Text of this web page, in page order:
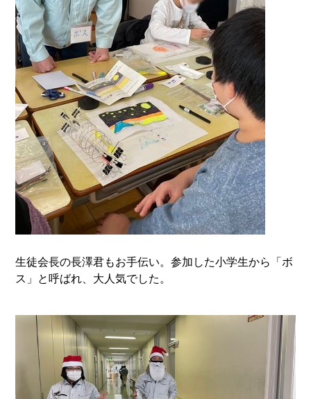
生徒会長の長澤君もお手伝い。参加した小学生から「ボ
ス」と呼ばれ、大人気でした。